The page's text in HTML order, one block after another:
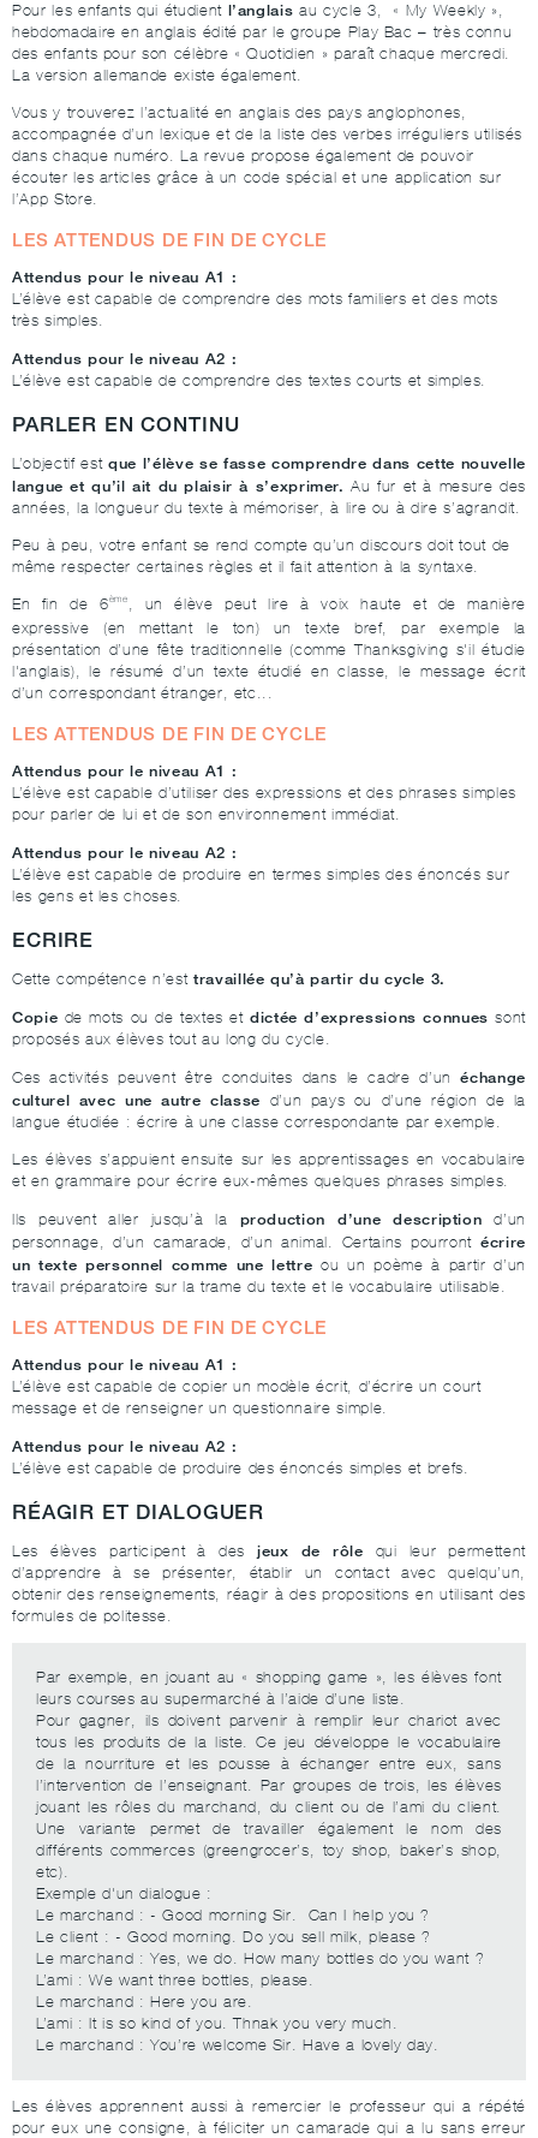
Pour les enfants qui étudient l’anglais au cycle 3, « My Weekly »,
hebdomadaire en anglais édité par le groupe Play Bac – très connu
des enfants pour son célèbre « Quotidien » paraît chaque mercredi.
La version allemande existe également.
Vous y trouverez l’actualité en anglais des pays anglophones,
accompagnée d’un lexique et de la liste des verbes irréguliers utilisés
dans chaque numéro. La revue propose également de pouvoir
écouter les articles grâce à un code spécial et une application sur
l’App Store.
LES ATTENDUS DE FIN DE CYCLE
Attendus pour le niveau A1 :
L’élève est capable de comprendre des mots familiers et des mots
très simples.
Attendus pour le niveau A2 :
L’élève est capable de comprendre des textes courts et simples.
PARLER EN CONTINU
L’objectif est que l’élève se fasse comprendre dans cette nouvelle
langue et qu’il ait du plaisir à s’exprimer. Au fur et à mesure des
années, la longueur du texte à mémoriser, à lire ou à dire s’agrandit.
Peu à peu, votre enfant se rend compte qu’un discours doit tout de
même respecter certaines règles et il fait attention à la syntaxe.
En fin de 6ème
, un élève peut lire à voix haute et de manière
expressive (en mettant le ton) un texte bref, par exemple la
présentation d’une fête traditionnelle (comme Thanksgiving s'il étudie
l'anglais), le résumé d’un texte étudié en classe, le message écrit
d’un correspondant étranger, etc...
LES ATTENDUS DE FIN DE CYCLE
Attendus pour le niveau A1 :
L’élève est capable d’utiliser des expressions et des phrases simples
pour parler de lui et de son environnement immédiat.
Attendus pour le niveau A2 :
L’élève est capable de produire en termes simples des énoncés sur
les gens et les choses.
ECRIRE
Cette compétence n’esttravaillée qu’à partir du cycle 3.
Copie de mots ou de textes etdictée d’expressions connues sont
proposés aux élèves tout au long du cycle.
Ces activités peuvent être conduites dans le cadre d’unéchange
culturel avec une autre classe d’un pays ou d’une région de la
langue étudiée : écrire à une classe correspondante par exemple.
Les élèves s’appuient ensuite sur les apprentissages en vocabulaire
et en grammaire pour écrire eux-mêmes quelques phrases simples.
Ils peuvent aller jusqu’à la production d’une description d’un
personnage, d’un camarade, d’un animal. Certains pourrontécrire
un texte personnel comme une lettre ou un poème à partir d’un
travail préparatoire sur la trame du texte et le vocabulaire utilisable.
LES ATTENDUS DE FIN DE CYCLE
Attendus pour le niveau A1 :
L’élève est capable de copier un modèle écrit, d’écrire un court
message et de renseigner un questionnaire simple.
Attendus pour le niveau A2 :
L’élève est capable de produire des énoncés simples et brefs.
RÉAGIR ET DIALOGUER
Les élèves participent à desjeux de rôle qui leur permettent
d’apprendre à se présenter, établir un contact avec quelqu’un,
obtenir des renseignements, réagir à des propositions en utilisant des
formules de politesse.
Par exemple, en jouant au « shopping game », les élèves font
leurs courses au supermarché à l’aide d’une liste.
Pour gagner, ils doivent parvenir à remplir leur chariot avec
tous les produits de la liste. Ce jeu développe le vocabulaire
de la nourriture et les pousse à échanger entre eux, sans
l’intervention de l’enseignant. Par groupes de trois, les élèves
jouant les rôles du marchand, du client ou de l’ami du client.
Une variante permet de travailler également le nom des
différents commerces (greengrocer’s, toy shop, baker’s shop,
etc).
Exemple d'un dialogue :
Le marchand : - Good morning Sir. Can I help you ?
Le client : - Good morning. Do you sell milk, please ?
Le marchand : Yes, we do. How many bottles do you want ?
L’ami : We want three bottles, please.
Le marchand : Here you are.
L’ami : It is so kind of you. Thnak you very much.
Le marchand : You’re welcome Sir. Have a lovely day.
Les élèves apprennent aussi à remercier le professeur qui a répété
pour eux une consigne, à féliciter un camarade qui a lu sans erreur